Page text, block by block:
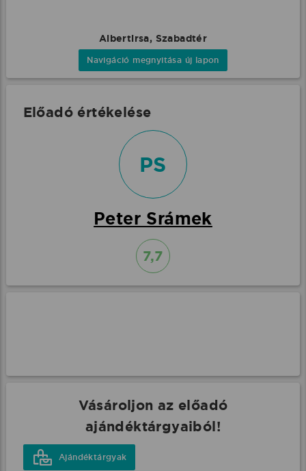
Albertirsa, Szabadtér
Navigáció megnyitása új lapon
Előadó értékelése
PS
Peter Srámek
7,7
Vásároljon az előadó
ajándéktárgyaiból!
Ajándéktárgyak